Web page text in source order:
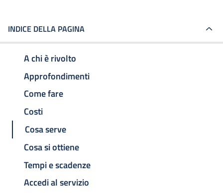
INDICE DELLA PAGINA
A chi è rivolto
Approfondimenti
Come fare
Costi
Cosa serve
Cosa si ottiene
Tempi e scadenze
Accedi al servizio